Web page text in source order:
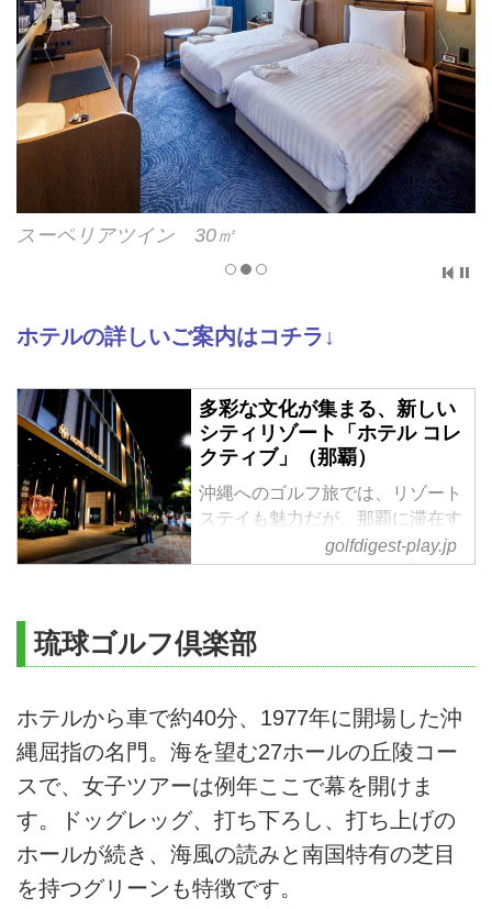
朝食会場「オールデイダイニング」
ホテルの詳しいご案内はコチラ↓
多彩な文化が集まる、新しい
シティリゾート「ホテル コレ
クティブ」（那覇）
沖縄へのゴルフ旅では、リゾート
ステイも魅力だが、那覇に滞在す
れば南部や中部のゴルフ場にも１
時間以内でアクセスでき、多彩な
年1月の誕生した「ホテル コレク
ティブ」だ。国際通りのど真ん中
は、新たなシティリゾートとして
多くのゲストを魅了している。
golfdigest-play.jp
琉球ゴルフ倶楽部
ホテルから車で約40分、1977年に開場した沖
縄屈指の名門。海を望む27ホールの丘陵コー
スで、女子ツアーは例年ここで幕を開けま
す。ドッグレッグ、打ち下ろし、打ち上げの
ホールが続き、海風の読みと南国特有の芝目
を持つグリーンも特徴です。